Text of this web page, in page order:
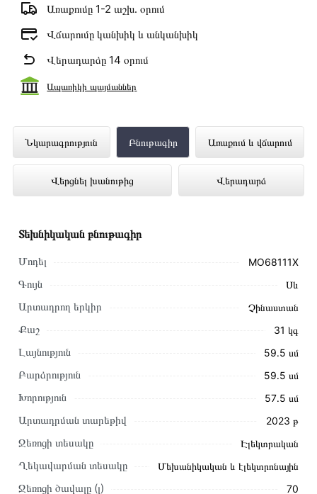
Առաքումը 1-2 աշխ․ օրում
Վճարումը կանխիկ և անկանխիկ
Վերադարձը 14 օրում
Ապառիկի պայմաններ
Նկարագրություն Բնութագիր Առաքում և վճարում
Վերցնել խանութից Վերադարձ
Ներկառուցվող Վառարան MIDEA
MO68111X ներկայացված է Technomix
առցանց խանութում լավագույն գնով 198
Այս ապրանքը գնելու համար սեղմեք
զամբյուղին»
կամ սեղմեք «Արագ պատվեր»
կոճակը:
Տեխնիկական բնութագիր
Մոդել MO68111X
Գույն Սև
Արտադրող երկիր Չինաստան
Քաշ 31 կգ
Լայնություն 59․5 սմ
Բարձրություն 59․5 սմ
Խորություն 57․5 սմ
Արտադրման տարեթիվ 2023 թ
Ջեռոցի տեսակը Էլեկտրական
Ղեկավարման տեսակը Մեխանիկական և էլեկտրոնային
Ջեռոցի ծավալը (լ) 70